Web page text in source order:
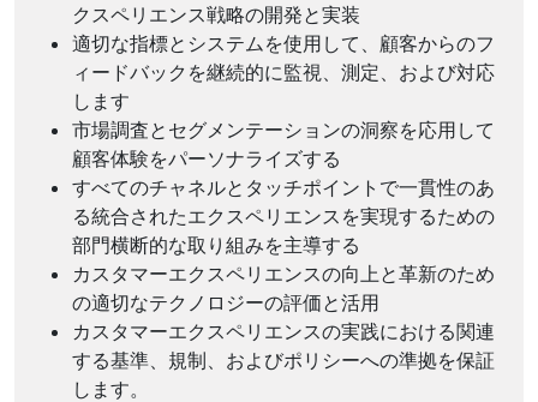
クスペリエンス戦略の開発と実装
適切な指標とシステムを使用して、顧客からのフ
ィードバックを継続的に監視、測定、および対応
します
市場調査とセグメンテーションの洞察を応用して
顧客体験をパーソナライズする
すべてのチャネルとタッチポイントで一貫性のあ
る統合されたエクスペリエンスを実現するための
部門横断的な取り組みを主導する
カスタマーエクスペリエンスの向上と革新のため
の適切なテクノロジーの評価と活用
カスタマーエクスペリエンスの実践における関連
する基準、規制、およびポリシーへの準拠を保証
します。